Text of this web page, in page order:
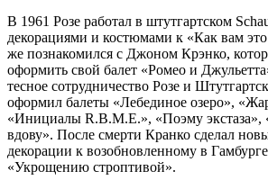
В 1961 Розе работал в штутгартском
декорациями и костюмами к «Как вам это
же познакомился с Джоном Крэнко,
оформить свой балет «Ромео и
тесное сотрудничество Розе и
оформил балеты «Лебединое озеро»,
«Инициалы R.B.M.E.», «Поэму
вдову». После смерти Кранко сделал
декорации к возобновленному в
«Укрощению строптивой».